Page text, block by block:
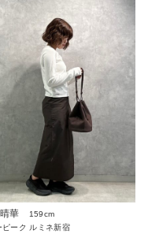
華
159cm
ピーク ルミネ新宿